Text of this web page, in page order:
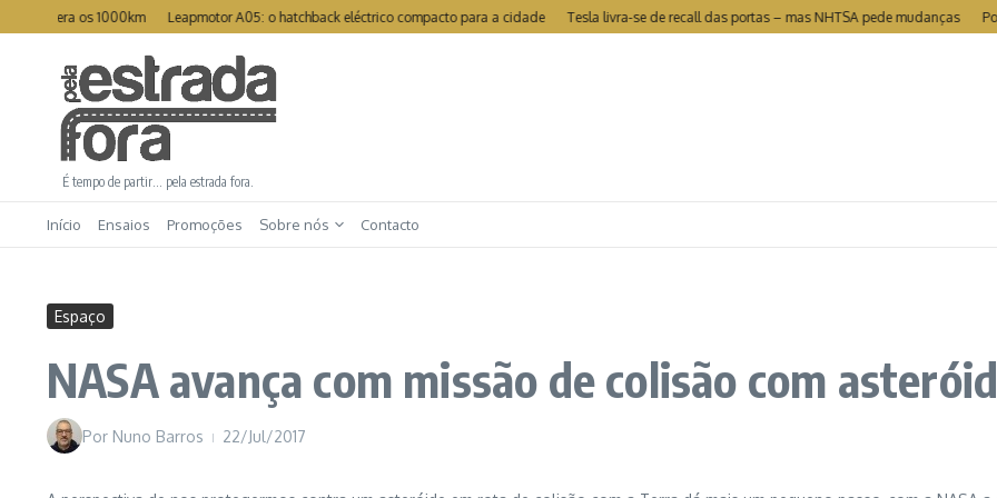
Ir para o conteúdo
os 1000km Leapmotor A05: o hatchback eléctrico compacto para a cidade Tesla livra-se de recall das portas – mas NHTSA pede mudanças
É tempo de partir… pela estrada fora.
Início Ensaios Promoções Sobre nós Contacto
Espaço
NASA avança com missão de colisão com
Por Nuno Barros 22/Jul/2017